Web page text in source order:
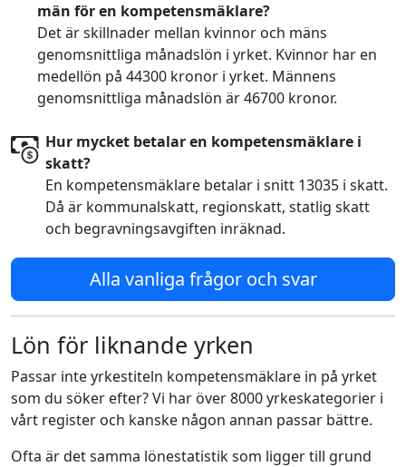
män för en kompetensmäklare?
Det är skillnader mellan kvinnor och mäns
genomsnittliga månadslön i yrket. Kvinnor har en
medellön på 44300 kronor i yrket. Männens
genomsnittliga månadslön är 46700 kronor.
Hur mycket betalar en kompetensmäklare i
skatt?
En kompetensmäklare betalar i snitt 13035 i skatt.
Då är kommunalskatt, regionskatt, statlig skatt
och begravningsavgiften inräknad.
Alla vanliga frågor och svar
Lön för liknande yrken
Passar inte yrkestiteln kompetensmäklare in på yrket
som du söker efter? Vi har över 8000 yrkeskategorier i
vårt register och kanske någon annan passar bättre.
Ofta är det samma lönestatistik som ligger till grund